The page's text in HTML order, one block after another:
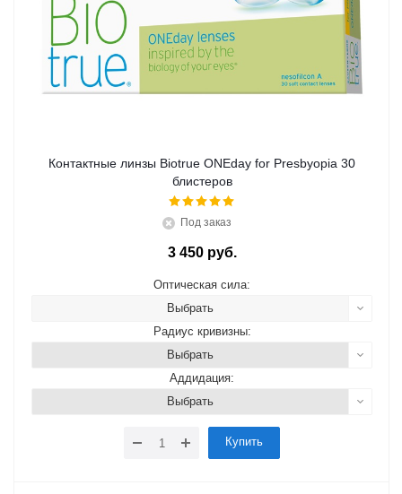
Контактные линзы Biotrue ONEday for Presbyopia 30
блистеров
Под заказ
3 450 руб.
Оптическая сила:
Выбрать
Радиус кривизны:
Выбрать
Аддидация:
Выбрать
Купить